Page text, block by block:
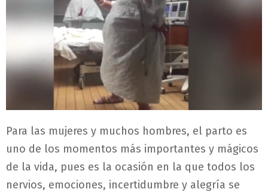
Para las mujeres y muchos hombres, el parto es
uno de los momentos más importantes y mágicos
de la vida, pues es la ocasión en la que todos los
nervios, emociones, incertidumbre y alegría se